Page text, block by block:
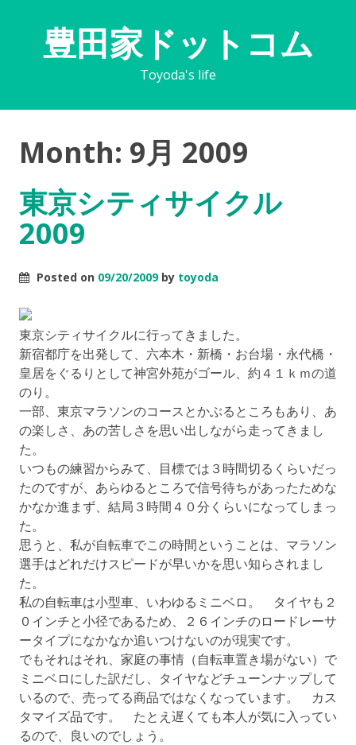
豊田家ドットコム
Toyoda's life
Month: 9月 2009
東京シティサイクル
2009
Posted on 09/20/2009by toyoda
東京シティサイクルに行ってきました。
新宿都庁を出発して、六本木・新橋・お台場・永代橋・
皇居をぐるりとして神宮外苑がゴール、約４１ｋｍの道
のり。
一部、東京マラソンのコースとかぶるところもあり、あ
の楽しさ、あの苦しさを思い出しながら走ってきまし
た。
いつもの練習からみて、目標では３時間切るくらいだっ
たのですが、あらゆるところで信号待ちがあったためな
かなか進まず、結局３時間４０分くらいになってしまっ
た。
思うと、私が自転車でこの時間ということは、マラソン
選手はどれだけスピードが早いかを思い知らされまし
た。
私の自転車は小型車、いわゆるミニベロ。 タイヤも２
０インチと小径であるため、２６インチのロードレーサ
ータイプになかなか追いつけないのが現実です。
でもそれはそれ、家庭の事情（自転車置き場がない）で
ミニベロにした訳だし、タイヤなどチューンナップして
いるので、売ってる商品ではなくなっています。 カス
タマイズ品です。 たとえ遅くても本人が気に入ってい
るので、良いのでしょう。